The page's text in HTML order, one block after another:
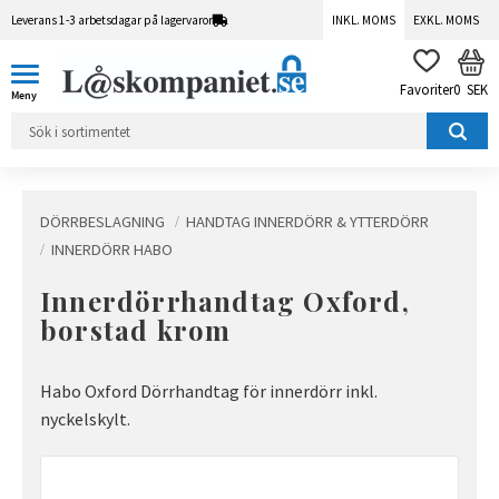
Leverans 1-3 arbetsdagar på lagervaror INKL. MOMS EXKL. MOMS
FAVORITER
0 SEK
DÖRRBESLAGNING
HANDTAG INNERDÖRR & YTTERDÖRR
INNERDÖRR HABO
Innerdörrhandtag Oxford,
borstad krom
Habo Oxford Dörrhandtag för innerdörr inkl.
nyckelskylt.